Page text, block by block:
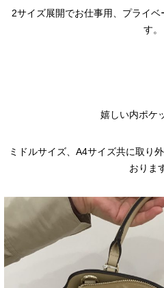
2サイズ展開でお仕事用、プライ
す。
嬉しい内ポケ
ミドルサイズ、A4サイズ共に取り
おりま